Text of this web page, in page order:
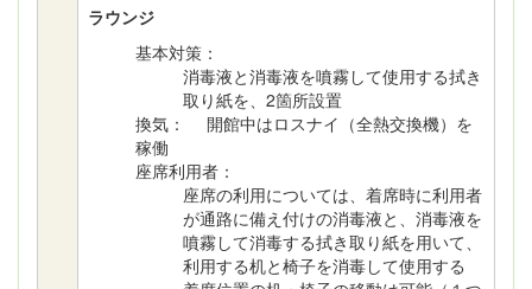
ラウンジ
基本対策：
消毒液と消毒液を噴霧して使用する拭き
取り紙を、2箇所設置
換気： 開館中はロスナイ（全熱交換機）を
稼働
座席利用者：
座席の利用については、着席時に利用者
が通路に備え付けの消毒液と、消毒液を
噴霧して消毒する拭き取り紙を用いて、
利用する机と椅子を消毒して使用する